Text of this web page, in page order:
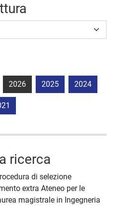
2026 2025 2024
ricerca
di selezione
extra Ateneo per le
magistrale in Ingegneria